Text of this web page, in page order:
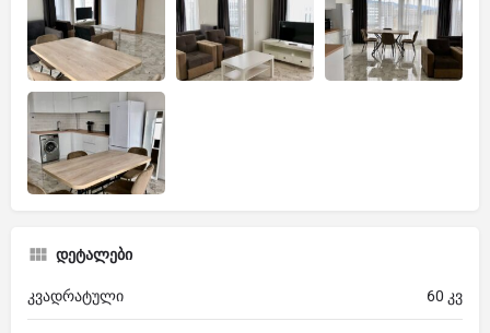
დეტალები
კვადრატული 60 კვ